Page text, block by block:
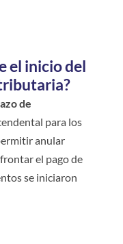
el inicio del
de
para los
anular
el pago de
se iniciaron